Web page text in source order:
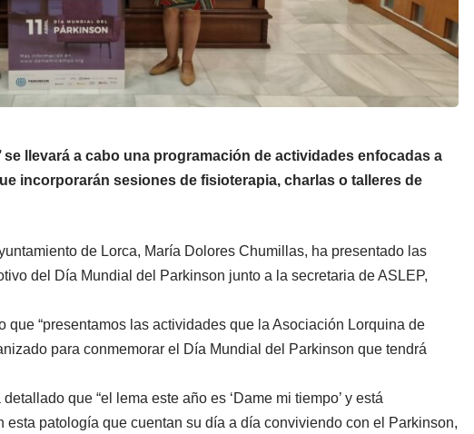
se llevará a cabo una programación de actividades enfocadas a
incorporarán sesiones de fisioterapia, charlas o talleres de
de Lorca, María Dolores Chumillas, ha presentado las
del Día Mundial del Parkinson junto a la secretaria de ASLEP,
las actividades que la Asociación Lorquina de
para conmemorar el Día Mundial del Parkinson que tendrá
que “el lema este año es ‘Dame mi tiempo’ y está
esta patología que cuentan su día a día conviviendo con el Parkinson,